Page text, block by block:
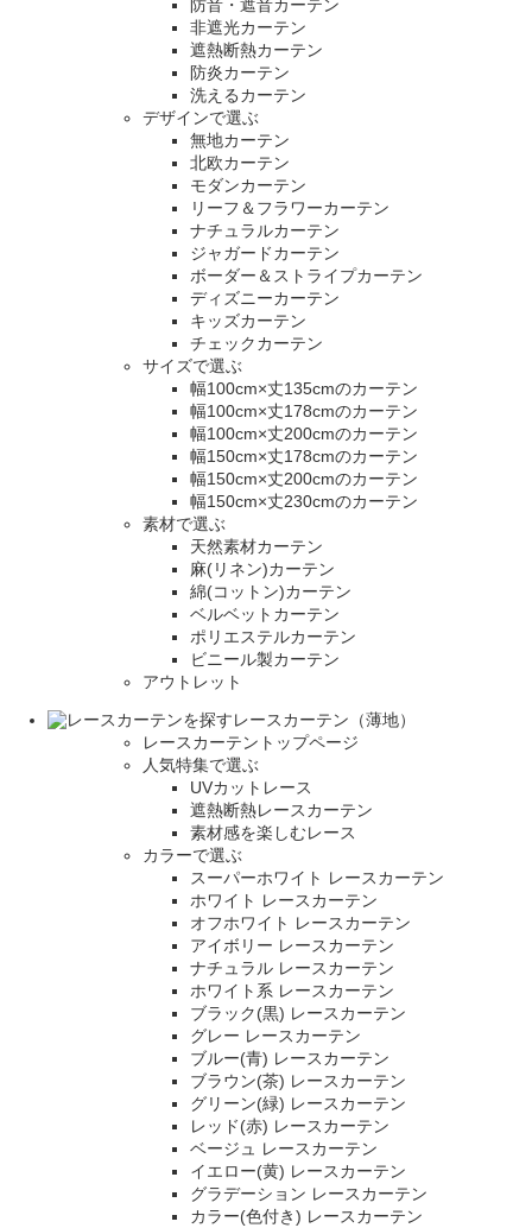
防音・遮音カーテン
非遮光カーテン
遮熱断熱カーテン
防炎カーテン
洗えるカーテン
デザインで選ぶ
無地カーテン
北欧カーテン
モダンカーテン
リーフ＆フラワーカーテン
ナチュラルカーテン
ジャガードカーテン
ボーダー＆ストライプカーテン
ディズニーカーテン
キッズカーテン
チェックカーテン
サイズで選ぶ
幅100cm×丈135cmのカーテン
幅100cm×丈178cmのカーテン
幅100cm×丈200cmのカーテン
幅150cm×丈178cmのカーテン
幅150cm×丈200cmのカーテン
幅150cm×丈230cmのカーテン
素材で選ぶ
天然素材カーテン
麻(リネン)カーテン
綿(コットン)カーテン
ベルベットカーテン
ポリエステルカーテン
ビニール製カーテン
アウトレット
レースカーテン（薄地）
レースカーテントップページ
人気特集で選ぶ
UVカットレース
遮熱断熱レースカーテン
素材感を楽しむレース
カラーで選ぶ
スーパーホワイト レースカーテン
ホワイト レースカーテン
オフホワイト レースカーテン
アイボリー レースカーテン
ナチュラル レースカーテン
ホワイト系 レースカーテン
ブラック(黒) レースカーテン
グレー レースカーテン
ブルー(青) レースカーテン
ブラウン(茶) レースカーテン
グリーン(緑) レースカーテン
レッド(赤) レースカーテン
ベージュ レースカーテン
イエロー(黄) レースカーテン
グラデーション レースカーテン
カラー(色付き) レースカーテン